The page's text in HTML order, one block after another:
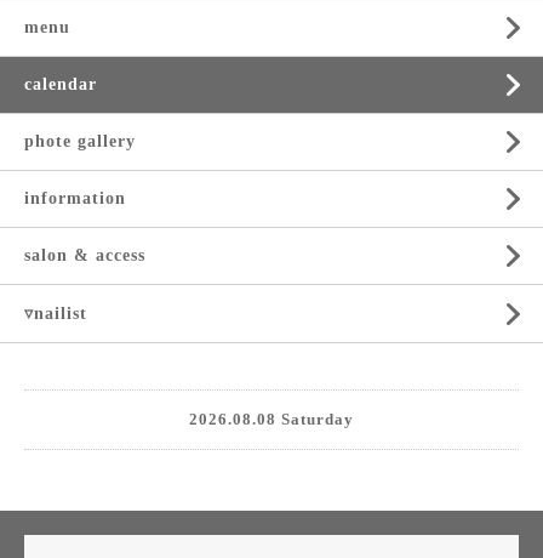
menu
calendar
phote gallery
information
salon & access
▿nailist
2026.08.08 Saturday